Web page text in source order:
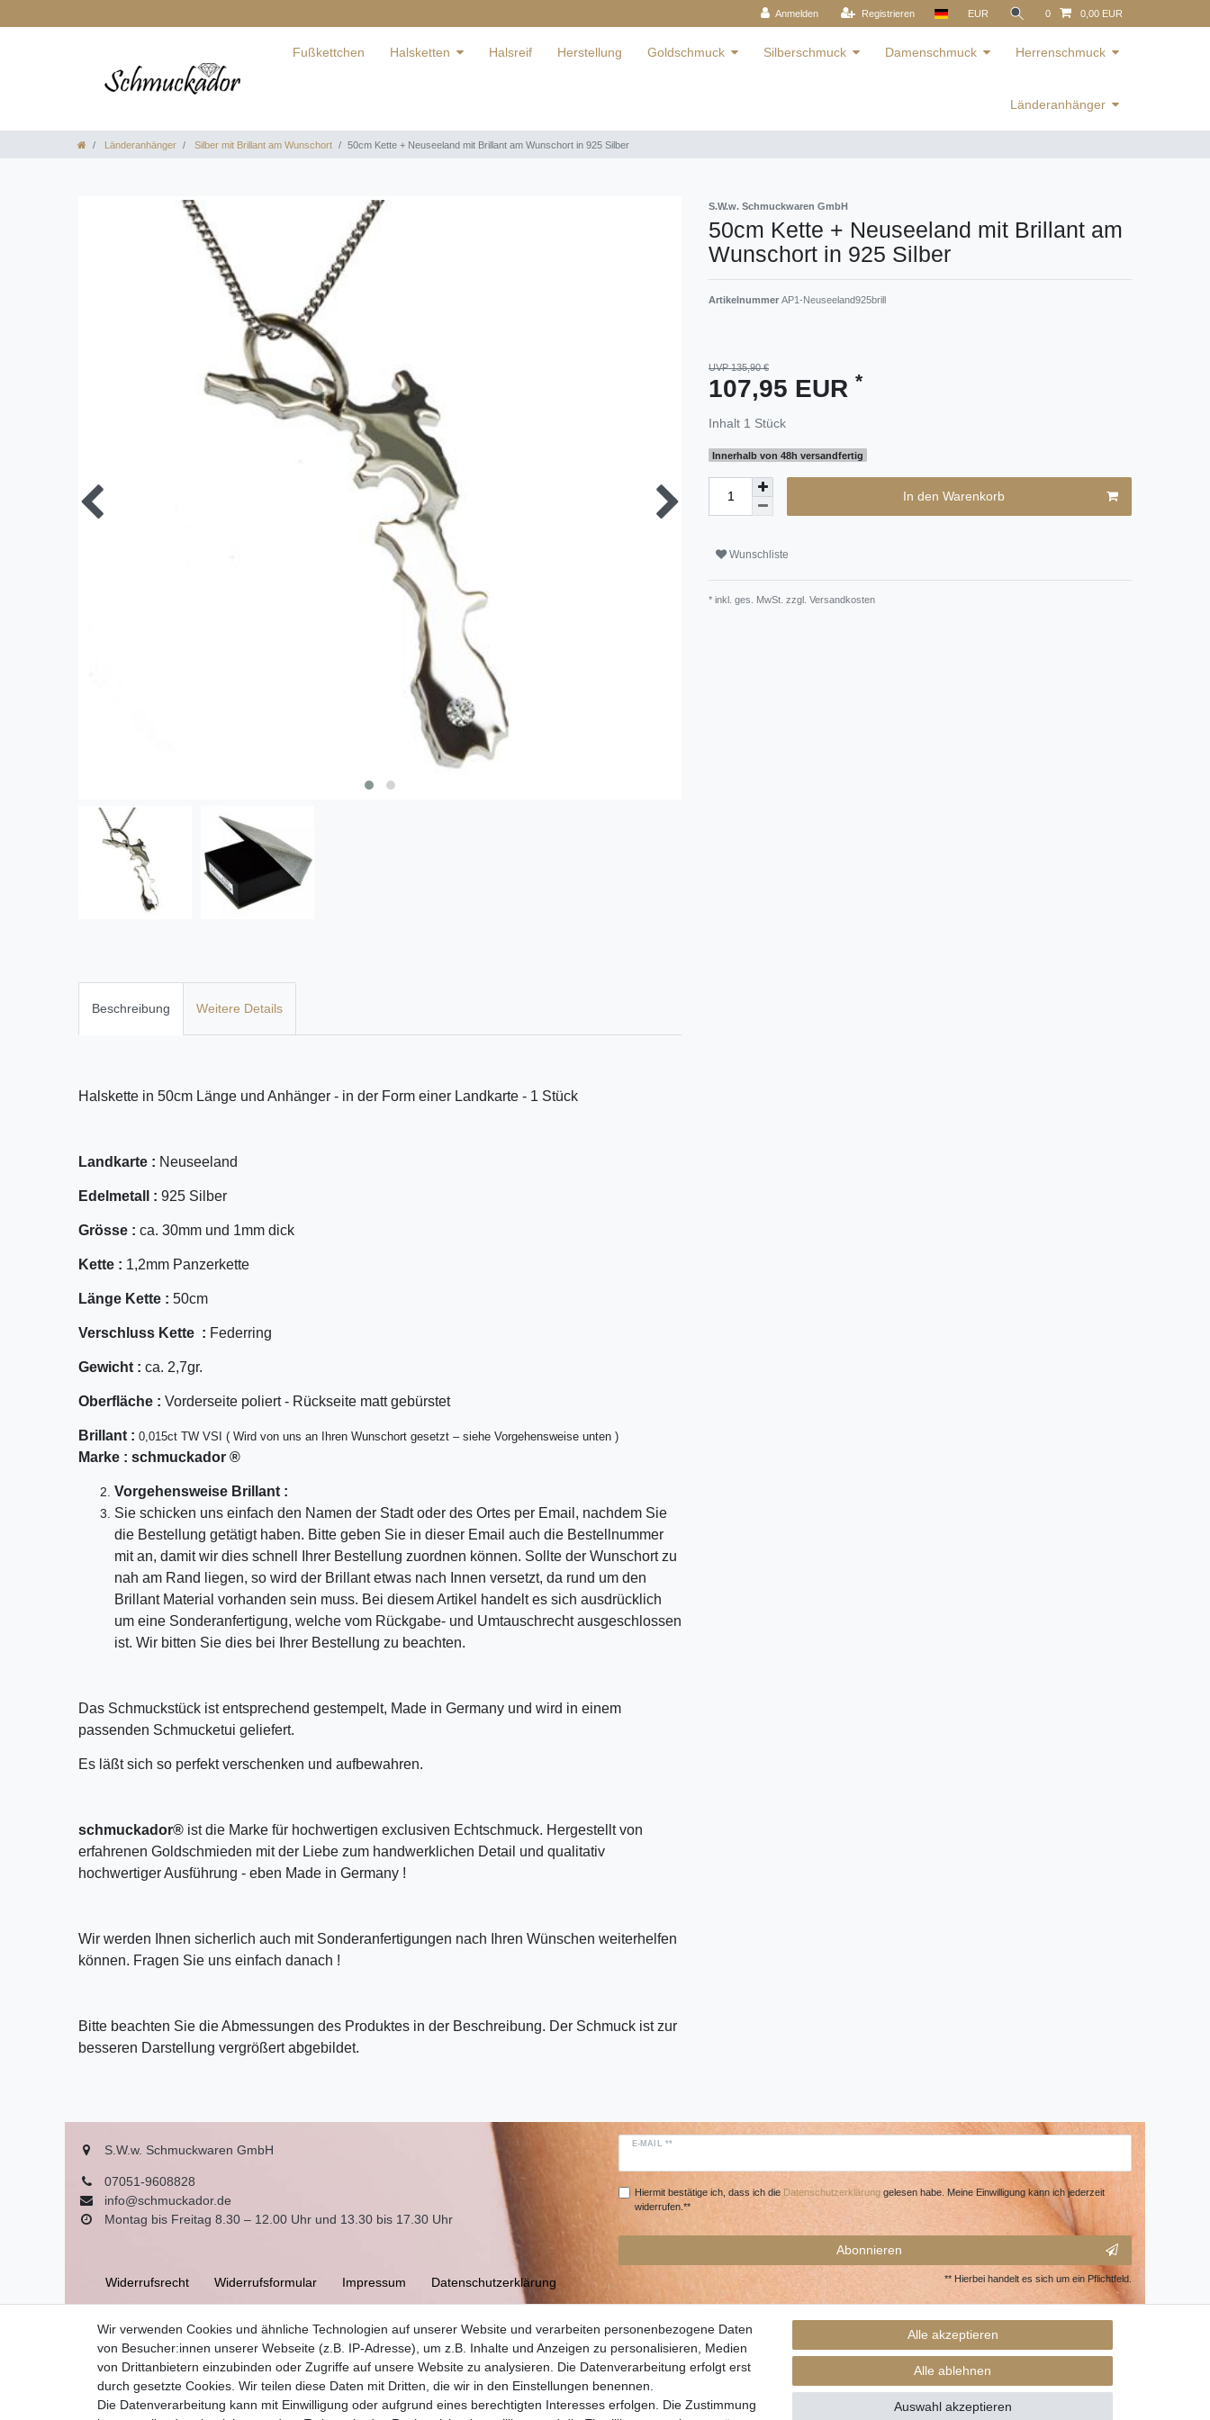
Anmelden Registrieren EUR 0 0,00 EUR
Fußkettchen Halsketten Halsreif Herstellung Goldschmuck Silberschmuck Damenschmuck Herrenschmuck
Länderanhänger
Länderanhänger Silber mit Brillant am Wunschort 50cm Kette + Neuseeland mit Brillant am Wunschort in 925 Silber
S.W.w. Schmuckwaren GmbH
50cm Kette + Neuseeland mit Brillant am
Wunschort in 925 Silber
Artikelnummer AP1-Neuseeland925brill
UVP 135,90 €
107,95 EUR *
Inhalt 1 Stück
Innerhalb von 48h versandfertig
In den Warenkorb
Wunschliste
* inkl. ges. MwSt. zzgl. Versandkosten
Beschreibung Weitere Details
Halskette in 50cm Länge und Anhänger - in der Form einer Landkarte - 1 Stück
Landkarte : Neuseeland
Edelmetall : 925 Silber
Grösse : ca. 30mm und 1mm dick
Kette : 1,2mm Panzerkette
Länge Kette : 50cm
Verschluss Kette : Federring
Gewicht : ca. 2,7gr.
Oberfläche : Vorderseite poliert - Rückseite matt gebürstet
Bril lant : 0,015ct TW VSI ( Wird von uns an Ihren Wunschort gesetzt – siehe Vorgehensweise unten )
Marke : schmuckador ®
Vorgehensweise Brillant :
Sie schicken uns einfach den Namen der Stadt oder des Ortes per Email, nachdem Sie
die Bestellung getätigt haben. Bitte geben Sie in dieser Email auch die Bestellnummer
mit an, damit wir dies schnell Ihrer Bestellung zuordnen können. Sollte der Wunschort zu
nah am Rand liegen, so wird der Brillant etwas nach Innen versetzt, da rund um den
Brillant Material vorhanden sein muss. Bei diesem Artikel handelt es sich ausdrücklich
um eine Sonderanfertigung, welche vom Rückgabe- und Umtauschrecht ausgeschlossen
ist. Wir bitten Sie dies bei Ihrer Bestellung zu beachten.
Das Schmuckstück ist entsprechend gestempelt, Made in Germany und wird in einem
passenden Schmucketui geliefert.
Es läßt sich so perfekt verschenken und aufbewahren.
schmuckador® ist die Marke für hochwertigen exclusiven Echtschmuck. Hergestellt von
erfahrenen Goldschmieden mit der Liebe zum handwerklichen Detail und qualitativ
hochwertiger Ausführung - eben Made in Germany !
Wir werden Ihnen sicherlich auch mit Sonderanfertigungen nach Ihren Wünschen weiterhelfen
können. Fragen Sie uns einfach danach !
Bitte beachten Sie die Abmessungen des Produktes in der Beschreibung. Der Schmuck ist zur
besseren Darstellung vergrößert abgebildet.
Wir verwenden Cookies und ähnliche Technologien auf unserer Website und verarbeiten personenbezogene Daten
von Besucher:innen unserer Webseite (z.B. IP-Adresse), um z.B. Inhalte und Anzeigen zu personalisieren, Medien
von Drittanbietern einzubinden oder Zugriffe auf unsere Website zu analysieren. Die Datenverarbeitung erfolgt erst
durch gesetzte Cookies. Wir teilen diese Daten mit Dritten, die wir in den Einstellungen benennen.
Die Datenverarbeitung kann mit Einwilligung oder aufgrund eines berechtigten Interesses erfolgen. Die Zustimmung
Alle akzeptieren
Alle ablehnen
Auswahl akzeptieren
S.W.w. Schmuckwaren GmbH
07051-9608828
info@schmuckador.de
Montag bis Freitag 8.30 – 12.00 Uhr und 13.30 bis 17.30 Uhr
Widerrufs­recht Widerrufs­formular Impressum Daten­schutz­erklärung
E-MAIL **
Hiermit bestätige ich, dass ich die Daten­schutz­erklärunggelesen habe. Meine Einwilligung kann ich jederzeit
widerrufen.**
Abonnieren
** Hierbei handelt es sich um ein Pflichtfeld.